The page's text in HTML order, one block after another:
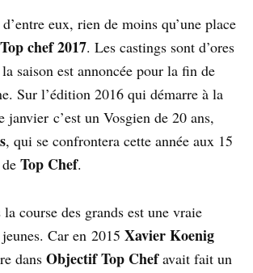
eux, rien de moins qu’une place
Top chef 2017. Les castings sont d’ores
saison est annoncée pour la fin de
Sur l’édition 2016 qui démarre à la
janvier c’est un Vosgien de 20 ans,
, qui se confrontera cette année aux 15
Top Chef.
course des grands est une vraie
Car en 2015 Xavier Koenig
dans Objectif Top Chefavait fait un